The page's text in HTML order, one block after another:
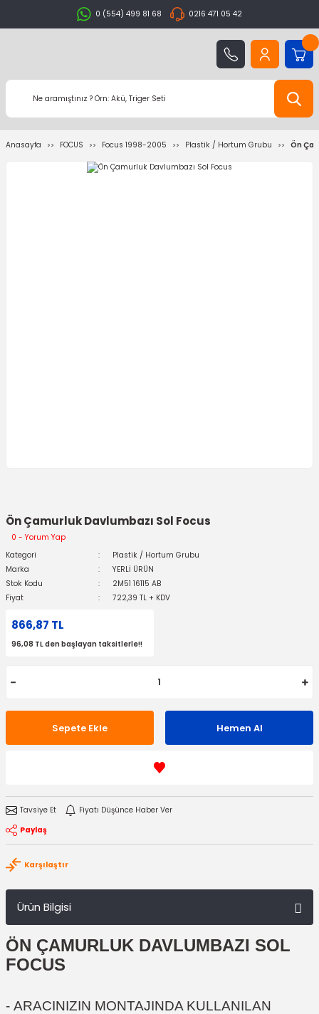
0 (554) 499 81 68 0216 471 05 42
Anasayfa FOCUS Focus 1998-2005 Plastik / Hortum Grubu Ön
Ön Çamurluk Davlumbazı Sol Focus
0 - Yorum Yap
Kategori
Plastik / Hortum Grubu
Marka
YERLİ ÜRÜN
Stok Kodu
2M51 16115 AB
Fiyat
722,39 TL + KDV
866,87 TL
96,08 TL den başlayan taksitlerle!!
Sepete Ekle Hemen Al
Tavsiye Et
Fiyatı Düşünce Haber Ver
Paylaş
Karşılaştır
Ürün Bilgisi
ÖN ÇAMURLUK DAVLUMBAZI SOL
FOCUS
- ARACINIZIN MONTAJINDA KULLANILAN